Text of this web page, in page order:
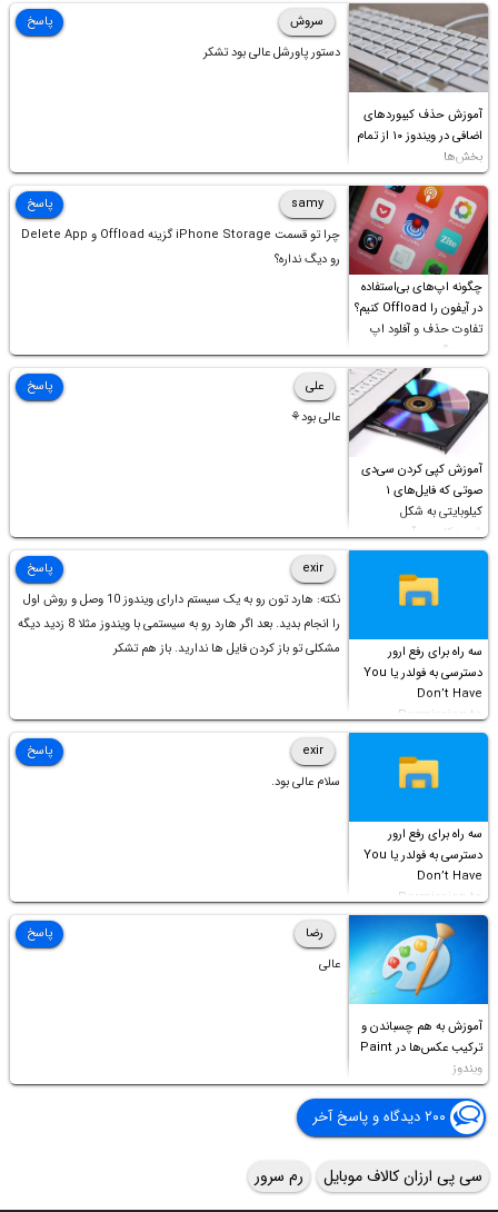
آموزش حذف کیبوردهای
اضافی در ویندوز ۱۰ از تمام
بخش‌ها
سروش
دستور پاورشل عالی بود تشکر
پاسخ
چگونه اپ‌های بی‌استفاده
در آیفون را Offload کنیم؟
تفاوت حذف و آفلود اپ
چیست؟
samy
چرا تو قسمت iPhone Storage گزینه Offload و Delete App
رو دیگ نداره؟
پاسخ
آموزش کپی کردن سی‌دی
صوتی که فایل‌های ۱
کیلوبایتی به شکل
شورت‌کات در آن موجود
است!
علی
عالی بود⚘
پاسخ
سه راه برای رفع ارور
دسترسی به فولدر یا You
Don’t Have
Permission to
Access this folder
exir
نکته: هارد تون رو به یک سیستم دارای ویندوز 10 وصل و روش اول
را انجام بدید. بعد اگر هارد رو به سیستمی با ویندوز مثلا 8 زدید دیگه
مشکلی تو باز کردن فایل ها ندارید. باز هم تشکر
پاسخ
سه راه برای رفع ارور
دسترسی به فولدر یا You
Don’t Have
Permission to
Access this folder
exir
سلام عالی بود.
پاسخ
آموزش به هم چسباندن و
ترکیب عکس‌ها در Paint
ویندوز
رضا
عالی
پاسخ
۲۰۰ دیدگاه و پاسخ آخر
سی پی ارزان کالاف موبایل رم سرور